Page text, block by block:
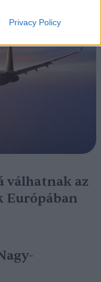
Privacy Policy
válhatnak az
Európában